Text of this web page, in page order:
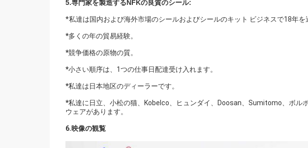
5.専門家を製造するNFKの良質のシール:
*私達は国内および海外市場のシールおよびシールのキット ビジネスで18年を
*多くの年の貿易経験。
*競争価格の原物の質。
*小さい順序は、1つの仕事日配達受け入れます。
*私達は日本地区のディーラーです。
*私達に日立、小松の猫、Kobelco、ヒュンダイ、Doosan、Sumitomo、ボル
ウェアがあります。
6.映像の観覧